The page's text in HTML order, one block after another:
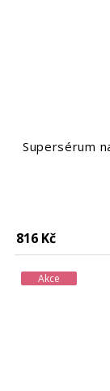
Supersérum
816 Kč
Akce